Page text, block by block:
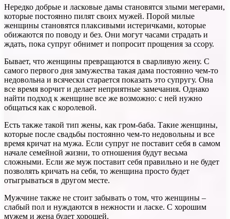
Нередко добрые и ласковые дамы становятся злыми мегерами,
которые постоянно пилят своих мужей. Порой милые
женщины становятся плаксивыми истеричками, которые
обижаются по поводу и без. Они могут часами страдать и
ждать, пока супруг обнимет и попросит прощения за ссору.
Бывает, что женщины превращаются в сварливую жену. С
самого первого дня замужества такая дама постоянно чем-то
недовольна и всячески старается показать это супругу. Она
все время ворчит и делает неприятные замечания. Однако
найти подход к женщине все же возможно: с ней нужно
общаться как с королевой.
Есть также такой тип жены, как гром-баба. Такие женщины,
которые после свадьбы постоянно чем-то недовольны и все
время кричат на мужа. Если супруг не поставит себя в самом
начале семейной жизни, то отношения будут весьма
сложными. Если же муж поставит себя правильно и не будет
позволять кричать на себя, то женщина просто будет
отыгрываться в другом месте.
Мужчине также не стоит забывать о том, что женщины –
слабый пол и нуждаются в нежности и ласке. С хорошим
мужем и жена будет хорошей.